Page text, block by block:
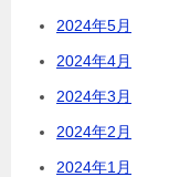
2024年5月
2024年4月
2024年3月
2024年2月
2024年1月